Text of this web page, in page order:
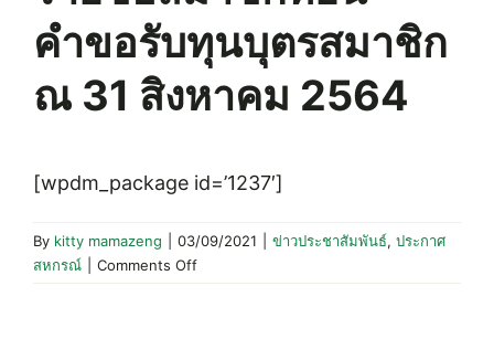
คำขอรับทุนบุตรสมาชิก
ณ 31 สิงหาคม 2564
[wpdm_package id=’1237′]
By kitty mamazeng 03/09/2021 ข่าวประชาสัมพันธ์, ประกาศ
สหกรณ์
Comments Offon
ราย